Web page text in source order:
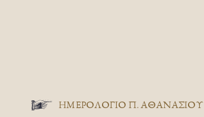
ΗΜΕΡΟΛΟΓΙΟ Π. ΑΘΑΝΑΣΙΟΥ